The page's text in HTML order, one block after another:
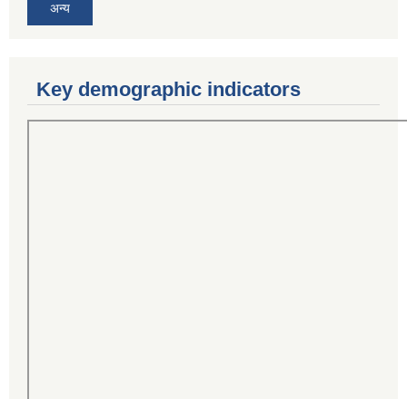
अन्य
Key demographic indicators